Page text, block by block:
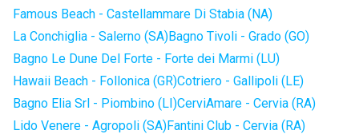
Famous Beach - Castellammare Di Stabia (NA)
La Conchiglia - Salerno (SA)Bagno Tivoli - Grado (GO)
Bagno Le Dune Del Forte - Forte dei Marmi (LU)
Hawaii Beach - Follonica (GR)Cotriero - Gallipoli (LE)
Bagno Elia Srl - Piombino (LI)CerviAmare - Cervia (RA)
Lido Venere - Agropoli (SA)Fantini Club - Cervia (RA)